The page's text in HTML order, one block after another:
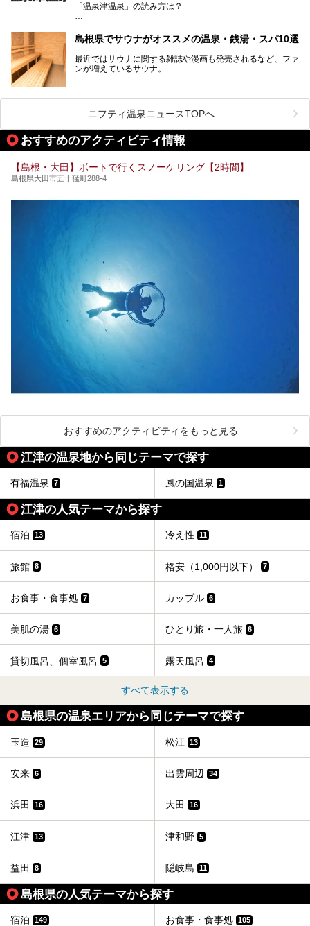
宿泊をせずとも、気軽に源泉のお湯をつかった温泉と、美味
しいそばが楽しめるなんて、とても素敵ですよね。
を経て現在のスタイルに辿り着いているのです。
「温泉津温泉」の読み方は？
か？
島根県でサウナがオススメの温泉・銭湯・スパ10選
最近ではサウナに関する雑誌や漫画も発売されるなど、ファ
ンが増えているサウナ。
しかしサウナは一口にサウナと言っても、ドライサウナ、ス
チームサウナ、塩サウナなどが存在し、施設によって様々な
今回はそんな今話題のサウナが楽しめる、島根県内にあるオ
ススメ温泉・銭湯・スパを10件まとめてご紹介します。
ニフティ温泉ニュースTOPへ
おすすめのアクティビティ情報
【島根・大田】ボートで行くスノーケリング【2時間】
島根県大田市五十猛町288-4
おすすめのアクティビティをもっと見る
江津の温泉地から同じテーマで探す
有福温泉 7 風の国温泉 1
江津の人気テーマから探す
宿泊 13 冷え性 11
旅館 8 格安（1,000円以下） 7
お食事・食事処 7 カップル 6
美肌の湯 6 ひとり旅・一人旅 6
貸切風呂、個室風呂 5 露天風呂 4
すべて表示する
島根県の温泉エリアから同じテーマで探す
玉造 29 松江 13
安来 6 出雲周辺 34
浜田 16 大田 16
江津 13 津和野 5
益田 8 隠岐島 11
島根県の人気テーマから探す
宿泊 149 お食事・食事処 105